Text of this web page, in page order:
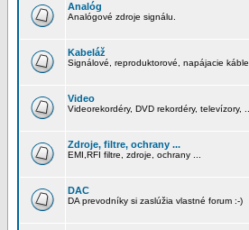
Analóg
Analógové zdroje signálu.
Kabeláž
Signálové, reproduktorové, napájacie káble.
Video
Videorekordéry, DVD rekordéry, televízory, ...
Zdroje, filtre, ochrany ...
EMI,RFI filtre, zdroje, ochrany ...
DAC
DA prevodníky si zaslúžia vlastné forum :-)